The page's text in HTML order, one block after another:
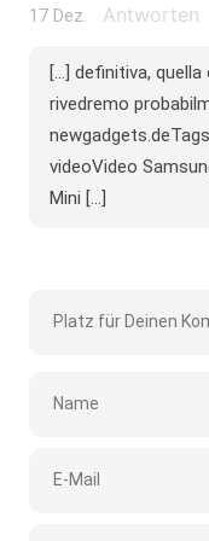
17 Dez. Antworten
[...] definitiva,
rivedremo
videoVideo
Mini [...]